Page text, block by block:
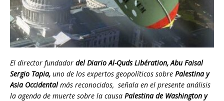
El director fundador del Diario Al-Quds Libération, Abu Faisal
Sergio Tapia, uno de los expertos geopolíticos sobre Palestina y
Asia Occidentalmás reconocidos, señala en el presente análisis
la agenda de muerte sobre la causa Palestina de Washington y